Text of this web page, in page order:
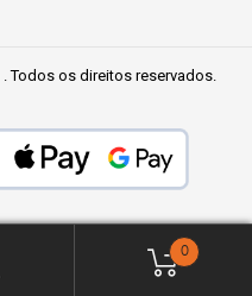
. Todos os direitos reservados.
0